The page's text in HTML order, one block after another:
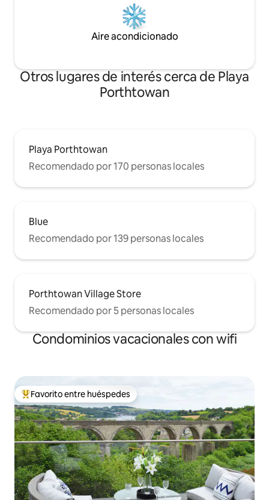
Aire acondicionado
Otros lugares de interés cerca de Playa
Porthtowan
Playa Porthtowan
Recomendado por 170 personas locales
Blue
Recomendado por 139 personas locales
Porthtowan Village Store
Recomendado por 5 personas locales
Condominios vacacionales con wifi
Favorito entre huéspedes preferido
Favorito entre huéspedes